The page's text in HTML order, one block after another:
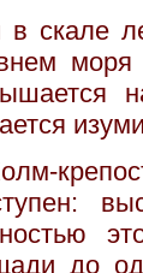
скале
до